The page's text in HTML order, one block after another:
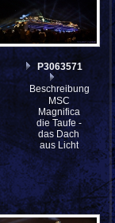
P3063571
Beschreibung:
MSC
Magnifica
die Taufe -
das Dach
aus Licht